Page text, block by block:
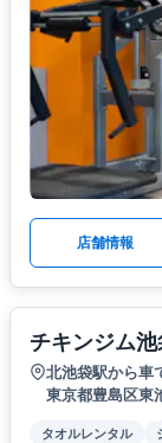
店舗情報
チキンジム
北池袋駅から車
東京都豊島区東
タオルレンタル